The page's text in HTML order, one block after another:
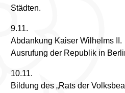
Städten.
9.11.
Abdankung Kaiser Wilhelms II.
Ausrufung der Republik in
10.11.
Bildung des „Rats der